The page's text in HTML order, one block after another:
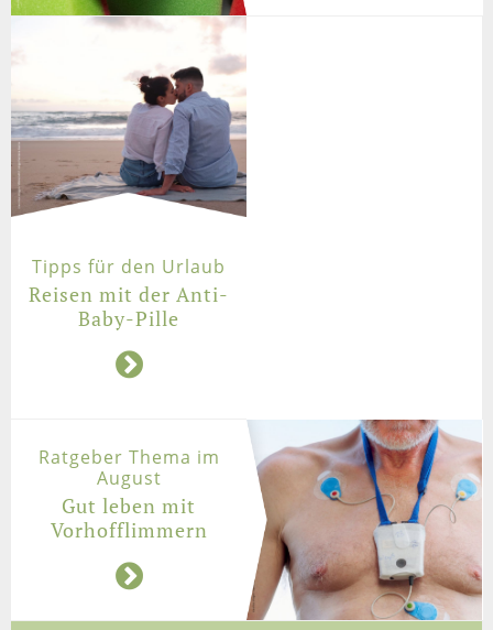
Tipps für den Urlaub
Reisen mit der Anti-
Baby-Pille
Ratgeber Thema im
August
Gut leben mit
Vorhofflimmern